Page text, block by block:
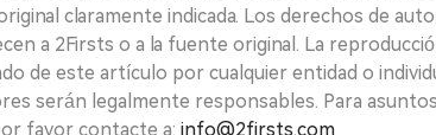
claramente indicada. Los derechos de
a 2Firsts o a la fuente original. La
de este artículo por cualquier entidad o
serán legalmente responsables. Para
favor contacte a: info@2firsts.com